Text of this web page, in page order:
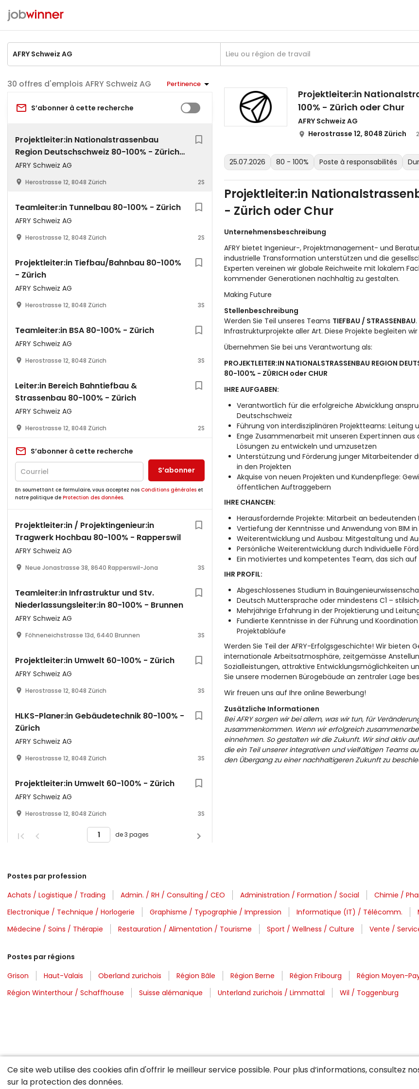
offres d'emplois AFRY Schweiz AG Pertinence
S’abonner à cette recherche
Projektleiter:in Nationalstrassenbau
Region Deutschschweiz 80-100% - Zürich
oder Chur
AFRY Schweiz AG
Herostrasse 12, 8048 Zürich 2S
Teamleiter:in Tunnelbau 80-100% - Zürich
AFRY Schweiz AG
Herostrasse 12, 8048 Zürich 2S
Projektleiter:in Tiefbau/Bahnbau 80-100%
- Zürich
AFRY Schweiz AG
Herostrasse 12, 8048 Zürich 3S
Teamleiter:in BSA 80-100% - Zürich
AFRY Schweiz AG
Herostrasse 12, 8048 Zürich 3S
Leiter:in Bereich Bahntiefbau &
Strassenbau 80-100% - Zürich
AFRY Schweiz AG
Herostrasse 12, 8048 Zürich 2S
S’abonner à cette recherche
S’abonner
En soumettant ce formulaire, vous acceptez nos Conditions générales et
notre politique de Protection des données.
Projektleiter:in / Projektingenieur:in
Tragwerk Hochbau 80-100% - Rapperswil
AFRY Schweiz AG
Neue Jonastrasse 38, 8640 Rapperswil-Jona 3S
Teamleiter:in Infrastruktur und Stv.
Niederlassungsleiter:in 80-100% - Brunnen
AFRY Schweiz AG
Föhneneichstrasse 13d, 6440 Brunnen 3S
Projektleiter:in Umwelt 60-100% - Zürich
AFRY Schweiz AG
Herostrasse 12, 8048 Zürich 3S
HLKS-Planer:in Gebäudetechnik 80-100% -
Zürich
AFRY Schweiz AG
Herostrasse 12, 8048 Zürich 3S
Projektleiter:in Umwelt 60-100% - Zürich
AFRY Schweiz AG
Herostrasse 12, 8048 Zürich 3S
de 3 pages
Projektleiter:in
100% - Zürich oder Chur
AFRY Schweiz AG
Herostrasse 12, 8048 Zürich
25.07.2026 80 - 100% Poste à responsabilités
Projektleiter:in
- Zürich oder Chur
Unternehmensbeschreibung
AFRY bietet Ingenieur-, Projektmanagement- und
industrielle Transformation unterstützen und die
Experten vereinen wir globale Reichweite mit lokalem
kommender Generationen nachhaltig zu gestalten.
Making Future
Stellenbeschreibung
Werden Sie Teil unseres Teams TIEFBAU / STRASSENBAU
Infrastrukturprojekte aller Art. Diese Projekte begleiten
Übernehmen Sie bei uns Verantwortung als:
PROJEKTLEITER:IN NATIONALSTRASSENBAU REGION
80-100% - ZÜRICH oder CHUR
IHRE AUFGABEN:
Verantwortlich für die erfolgreiche Abwicklung
Deutschschweiz
Führung von interdisziplinären Projektteams:
Enge Zusammenarbeit mit unseren Expert:innen
Lösungen zu entwickeln und umzusetzen
Unterstützung und Förderung junger Mitarbeitender
in den Projekten
Akquise von neuen Projekten und Kundenpflege:
öffentlichen Auftraggebern
IHRE CHANCEN:
Herausfordernde Projekte: Mitarbeit an
Vertiefung der Kenntnisse und Anwendung von BIM
Weiterentwicklung und Ausbau: Mitgestaltung und
Persönliche Weiterentwicklung durch Individuelle
Ein motiviertes und kompetentes Team, das sich
IHR PROFIL:
Abgeschlossenes Studium in
Deutsch Muttersprache oder mindestens C1 –
Mehrjährige Erfahrung in der Projektierung und
Fundierte Kenntnisse in der Führung und
Projektabläufe
Werden Sie Teil der AFRY-Erfolgsgeschichte! Wir
internationale Arbeitsatmosphäre, zeitgemässe
Sozialleistungen, attraktive Entwicklungsmöglichkeiten
Sie unsere modernen Bürogebäude an zentraler Lage
Wir freuen uns auf Ihre online Bewerbung!
Zusätzliche Informationen
Bei AFRY sorgen wir bei allem, was wir tun, für
zusammenkommen. Wenn wir erfolgreich
einnehmen. So gestalten wir die Zukunft. Wir sind aktiv
die ein Teil unserer integrativen und vielfältigen Teams
den Übergang zu einer nachhaltigeren Zukunft zu
Postes par profession
Achats / Logistique / Trading
Admin. / RH / Consulting / CEO Administration / Formation / Social
Chimie /
Electronique / Technique / Horlogerie
Graphisme / Typographie / Impression Informatique (IT) / Télécomm.
Médecine / Soins / Thérapie
Restauration / Alimentation / Tourisme Sport / Wellness / Culture Vente /
Postes par régions
Grison
Haut-Valais Oberland zurichois Région Bâle Région Berne Région Fribourg Région Moyen-
Région Winterthour / Schaffhouse
Suisse alémanique Unterland zurichois / Limmattal Wil / Toggenburg
Ce site web utilise des cookies afin d'offrir le meilleur service possible. Pour plus d’informations, consultez
sur la protection des données.